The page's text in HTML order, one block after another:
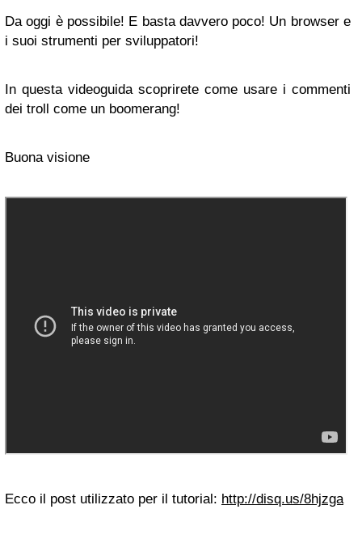
Da oggi è possibile! E basta davvero poco! Un browser e
i suoi strumenti per sviluppatori!
In questa videoguida scoprirete come usare i commenti
dei troll come un boomerang!
Buona visione
Ecco il post utilizzato per il tutorial: http://disq.us/8hjzga